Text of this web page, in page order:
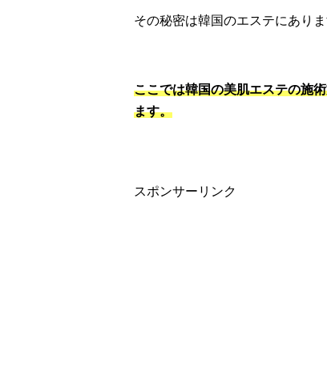
その秘密は韓国のエステにありま
ここでは韓国の美肌エステの施
ます。
スポンサーリンク